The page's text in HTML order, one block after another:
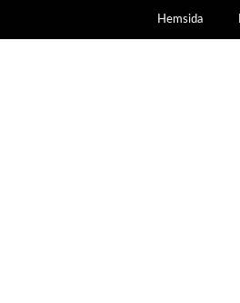
Hemsida